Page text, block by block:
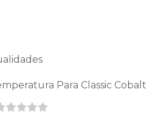
Para Classic Cobalt